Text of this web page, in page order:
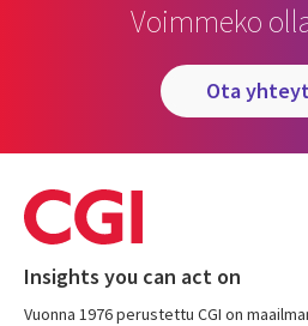
Voimmeko
ota
Insights you can act on
Vuonna 1976 perustettu CGI on